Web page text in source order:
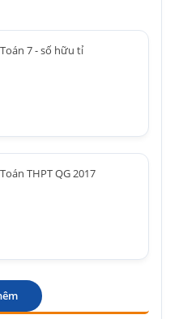
Toán 7 - số hữu tỉ
Toán THPT QG 2017